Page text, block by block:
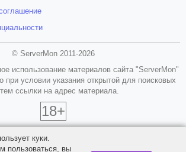
© ServerMon 2011-2026
использование материалов сайта "ServerMon"
при условии указания открытой для поисковых
ссылки на адрес материала.
18+
куки.
пользоваться, вы